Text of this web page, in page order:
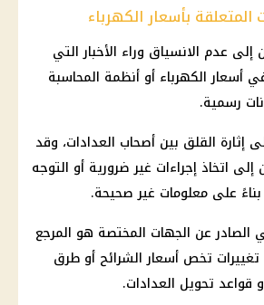
بأسعار الكهرباء
إلى عدم الانسياق وراء الأخبار التي
أسعار الكهرباء أو أنظمة المحاسبة
رسمية.
إثارة القلق بين أصحاب العدادات، وقد
اتخاذ إجراءات غير ضرورية أو التوجه
على معلومات غير صحيحة.
الصادر عن الجهات المختصة هو المرجع
تخص أسعار الشرائح أو طرق
قواعد تحويل العدادات.